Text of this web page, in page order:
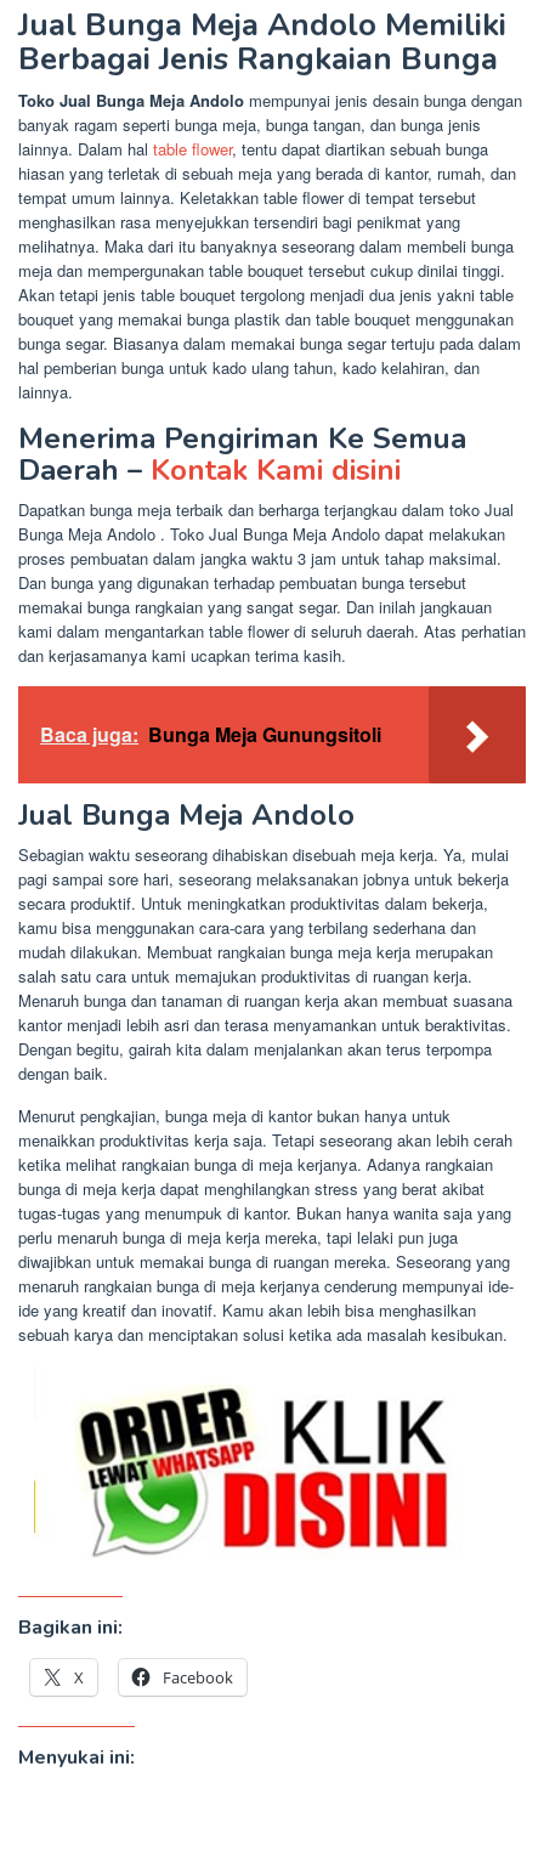
Jual Bunga Meja Andolo Memiliki
Berbagai Jenis Rangkaian Bunga
Toko Jual Bunga Meja Andolo mempunyai jenis desain bunga dengan
banyak ragam seperti bunga meja, bunga tangan, dan bunga jenis
lainnya. Dalam hal table flower, tentu dapat diartikan sebuah bunga
hiasan yang terletak di sebuah meja yang berada di kantor, rumah, dan
tempat umum lainnya. Keletakkan table flower di tempat tersebut
menghasilkan rasa menyejukkan tersendiri bagi penikmat yang
melihatnya. Maka dari itu banyaknya seseorang dalam membeli bunga
meja dan mempergunakan table bouquet tersebut cukup dinilai tinggi.
Akan tetapi jenis table bouquet tergolong menjadi dua jenis yakni table
bouquet yang memakai bunga plastik dan table bouquet menggunakan
bunga segar. Biasanya dalam memakai bunga segar tertuju pada dalam
hal pemberian bunga untuk kado ulang tahun, kado kelahiran, dan
lainnya.
Menerima Pengiriman Ke Semua
Daerah – Kontak Kami disini
Dapatkan bunga meja terbaik dan berharga terjangkau dalam toko Jual
Bunga Meja Andolo . Toko Jual Bunga Meja Andolo dapat melakukan
proses pembuatan dalam jangka waktu 3 jam untuk tahap maksimal.
Dan bunga yang digunakan terhadap pembuatan bunga tersebut
memakai bunga rangkaian yang sangat segar. Dan inilah jangkauan
kami dalam mengantarkan table flower di seluruh daerah. Atas perhatian
dan kerjasamanya kami ucapkan terima kasih.
Baca juga: Bunga Meja Gunungsitoli
Jual Bunga Meja Andolo
Sebagian waktu seseorang dihabiskan disebuah meja kerja. Ya, mulai
pagi sampai sore hari, seseorang melaksanakan jobnya untuk bekerja
secara produktif. Untuk meningkatkan produktivitas dalam bekerja,
kamu bisa menggunakan cara-cara yang terbilang sederhana dan
mudah dilakukan. Membuat rangkaian bunga meja kerja merupakan
salah satu cara untuk memajukan produktivitas di ruangan kerja.
Menaruh bunga dan tanaman di ruangan kerja akan membuat suasana
kantor menjadi lebih asri dan terasa menyamankan untuk beraktivitas.
Dengan begitu, gairah kita dalam menjalankan akan terus terpompa
dengan baik.
Menurut pengkajian, bunga meja di kantor bukan hanya untuk
menaikkan produktivitas kerja saja. Tetapi seseorang akan lebih cerah
ketika melihat rangkaian bunga di meja kerjanya. Adanya rangkaian
bunga di meja kerja dapat menghilangkan stress yang berat akibat
tugas-tugas yang menumpuk di kantor. Bukan hanya wanita saja yang
perlu menaruh bunga di meja kerja mereka, tapi lelaki pun juga
diwajibkan untuk memakai bunga di ruangan mereka. Seseorang yang
menaruh rangkaian bunga di meja kerjanya cenderung mempunyai ide-
ide yang kreatif dan inovatif. Kamu akan lebih bisa menghasilkan
sebuah karya dan menciptakan solusi ketika ada masalah kesibukan.
Bagikan ini:
X Facebook
Menyukai ini: